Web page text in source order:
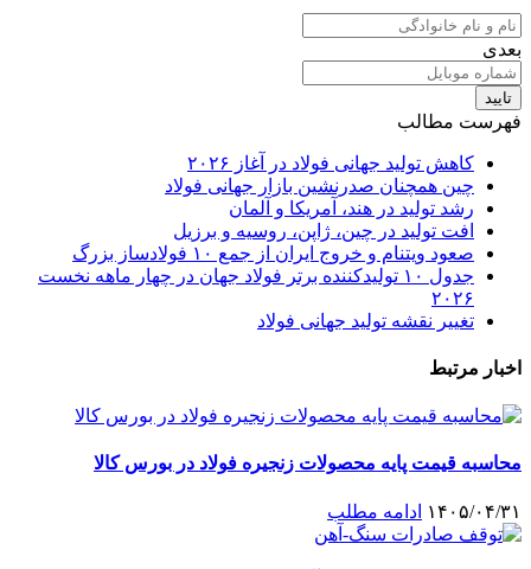
بعدی
تایید
فهرست مطالب
کاهش تولید جهانی فولاد در آغاز ۲۰۲۶
چین همچنان صدرنشین بازار جهانی فولاد
رشد تولید در هند، آمریکا و آلمان
افت تولید در چین، ژاپن، روسیه و برزیل
صعود ویتنام و خروج ایران از جمع ۱۰ فولادساز بزرگ
جدول ۱۰ تولیدکننده برتر فولاد جهان در چهار ماهه نخست
۲۰۲۶
تغییر نقشه تولید جهانی فولاد
اخبار مرتبط
محاسبه قیمت پایه محصولات زنجیره فولاد در بورس کالا
۱۴۰۵/۰۴/۳۱ ادامه مطلب